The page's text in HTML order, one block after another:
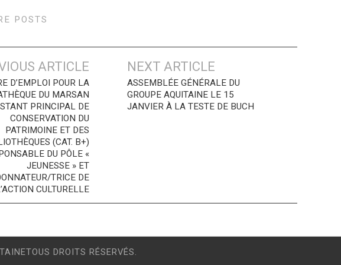
POSTS
ARTICLE
D’EMPLOI POUR LA
DU MARSAN
PRINCIPAL DE
CONSERVATION DU
PATRIMOINE ET DES
(CAT. B+)
DU PÔLE «
JEUNESSE » ET
TRICE DE
CULTURELLE
NEXT ARTICLE
ASSEMBLÉE GÉNÉRALE DU
GROUPE AQUITAINE LE 15
JANVIER À LA TESTE DE BUCH
DROITS RÉSERVÉS.